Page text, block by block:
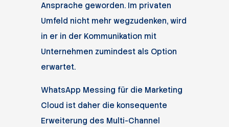
Ansprache geworden. Im privaten
Umfeld nicht mehr wegzudenken, wird
in er in der Kommunikation mit
Unternehmen zumindest als Option
erwartet.
WhatsApp Messing für die Marketing
Cloud ist daher die konsequente
Erweiterung des Multi-Channel